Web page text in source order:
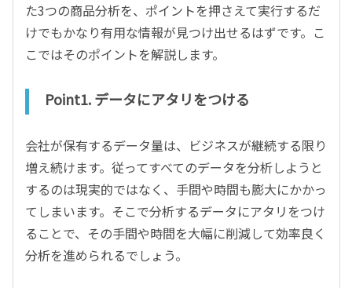
た3つの商品分析を、ポイントを押さえて実行するだ
けでもかなり有用な情報が見つけ出せるはずです。こ
こではそのポイントを解説します。
Point1. データにアタリをつける
会社が保有するデータ量は、ビジネスが継続する限り
増え続けます。従ってすべてのデータを分析しようと
するのは現実的ではなく、手間や時間も膨大にかかっ
てしまいます。そこで分析するデータにアタリをつけ
ることで、その手間や時間を大幅に削減して効率良く
分析を進められるでしょう。